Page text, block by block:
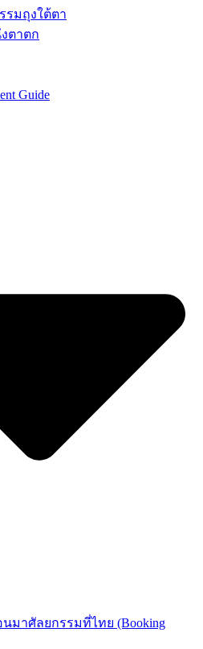
รมถุงใต้ตา
ตาตก
Guide
นมาศัลยกรรมที่ไทย (Booking